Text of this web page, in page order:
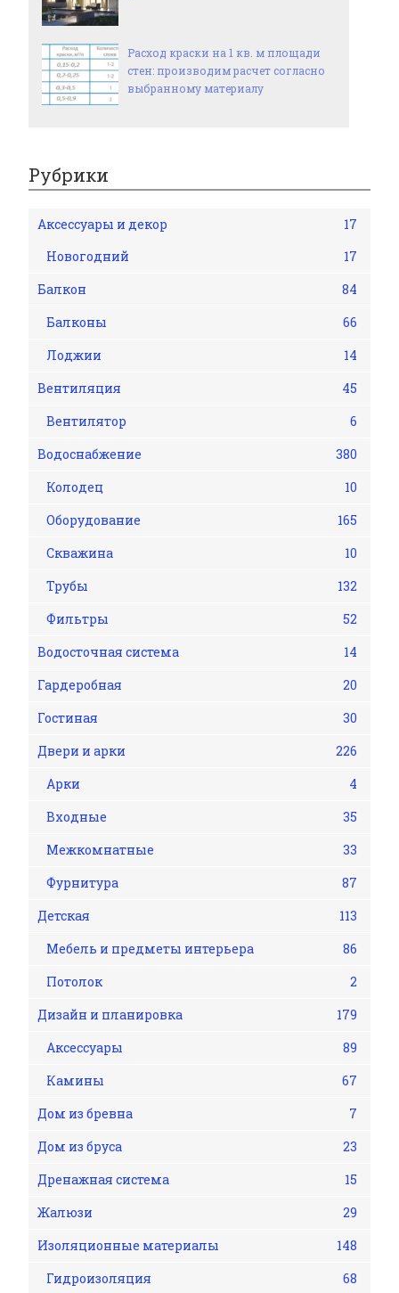
Расход краски на 1 кв. м площади
стен: производим расчет согласно
выбранному материалу
Рубрики
Аксессуары и декор
17
Новогодний
17
Балкон
84
Балконы
66
Лоджии
14
Вентиляция
45
Вентилятор
6
Водоснабжение
380
Колодец
10
Оборудование
165
Скважина
10
Трубы
132
Фильтры
52
Водосточная система
14
Гардеробная
20
Гостиная
30
Двери и арки
226
Арки
4
Входные
35
Межкомнатные
33
Фурнитура
87
Детская
113
Мебель и предметы интерьера
86
Потолок
2
Дизайн и планировка
179
Аксессуары
89
Камины
67
Дом из бревна
7
Дом из бруса
23
Дренажная система
15
Жалюзи
29
Изоляционные материалы
148
Гидроизоляция
68